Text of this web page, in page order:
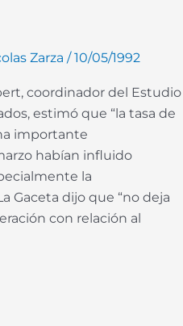
Zarza /10/05/1992
coordinador del Estudio
estimó que “la tasa de
importante
habían influido
la
Gaceta dijo que “no deja
con relación al